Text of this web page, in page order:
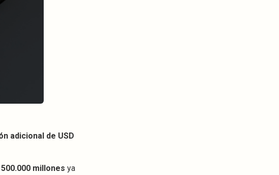
adicional de USD
500.000 millones ya